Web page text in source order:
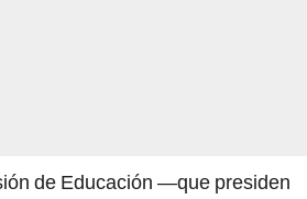
de Educación —que presiden